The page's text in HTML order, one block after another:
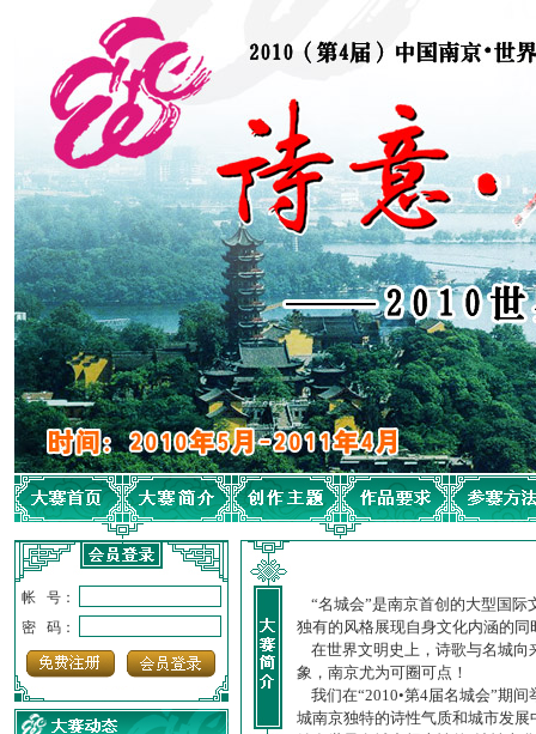
帐 号：
密 码：
“名城会”是南京首创的大型国际
独有的风格展现自身文化内涵的
在世界文明史上，诗歌与名城向
象，南京尤为可圈可点！
我们在“2010•第4届名城会”期
城南京独特的诗性气质和城市发